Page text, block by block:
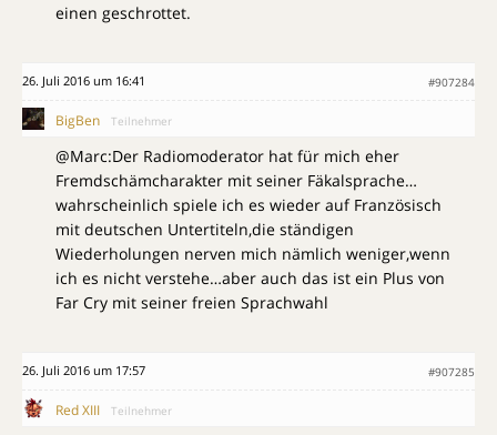
einen geschrottet.
26. Juli 2016 um 16:41 #907284
BigBen Teilnehmer
@Marc:Der Radiomoderator hat für mich eher
Fremdschämcharakter mit seiner Fäkalsprache…
wahrscheinlich spiele ich es wieder auf Französisch
mit deutschen Untertiteln,die ständigen
Wiederholungen nerven mich nämlich weniger,wenn
ich es nicht verstehe…aber auch das ist ein Plus von
Far Cry mit seiner freien Sprachwahl
26. Juli 2016 um 17:57 #907285
Red XIII Teilnehmer